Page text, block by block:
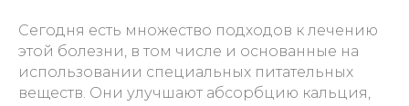
Сегодня есть множество подходов к лечению
этой болезни, в том числе и основанные на
использовании специальных питательных
веществ. Они улучшают абсорбцию кальция,